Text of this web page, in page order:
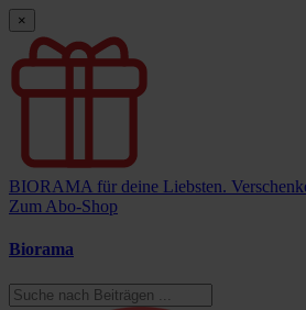
×
BIORAMA für deine Liebsten.
Zum Abo-Shop
Biorama